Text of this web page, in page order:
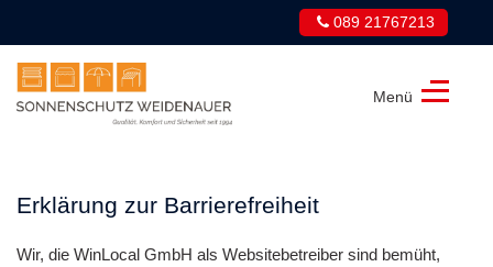
089 21767213
Menü
Erklärung zur Barrierefreiheit
Wir, die WinLocal GmbH als Websitebetreiber sind bemüht,